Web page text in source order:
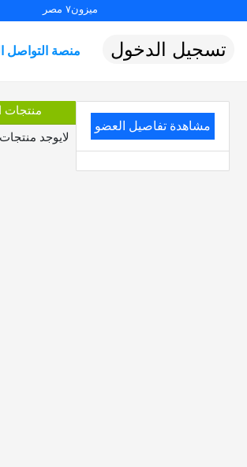
ميزون٧ مصر
منصة التواصل تسجيل الدخول
مشاهدة تفاصيل العضو
منتجات
لايوجد